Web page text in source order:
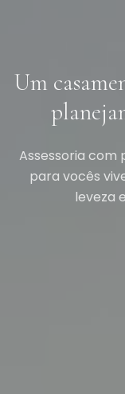
Um
Assessoria com
para vocês
leveza